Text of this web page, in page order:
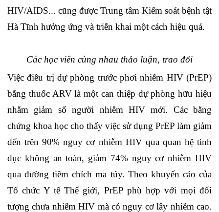
HIV/AIDS... cũng được Trung tâm Kiểm soát bệnh tật
Hà Tĩnh hưởng ứng và triễn khai một cách hiệu quả.
Các học viên cùng nhau thảo luận, trao đổi
Việc điều trị dự phòng trước phơi nhiễm HIV (PrEP)
bằng thuốc ARV là một can thiệp dự phòng hữu hiệu
nhằm giảm số người nhiễm HIV mới. Các bằng
chứng khoa học cho thấy việc sử dụng PrEP làm giảm
đến trên 90% nguy cơ nhiễm HIV qua quan hệ tình
dục không an toàn, giảm 74% nguy cơ nhiễm HIV
qua đường tiêm chích ma túy. Theo khuyến cáo của
Tổ chức Y tế Thế giới, PrEP phù hợp với mọi đối
tượng chưa nhiễm HIV mà có nguy cơ lây nhiễm cao.